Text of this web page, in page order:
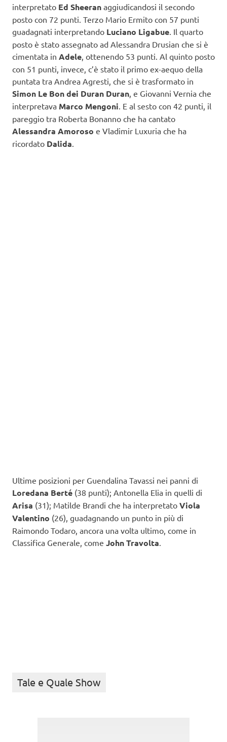
interpretato Ed Sheeran aggiudicandosi il secondo
posto con 72 punti. Terzo Mario Ermito con 57 punti
guadagnati interpretando Luciano Ligabue . Il quarto
posto è stato assegnato ad Alessandra Drusian che si è
cimentata in Adele , ottenendo 53 punti. Al quinto posto
con 51 punti, invece, c’è stato il primo ex-aequo della
puntata tra Andrea Agresti, che si è trasformato in
Simon Le Bon dei Duran Duran , e Giovanni Vernia che
interpretava Marco Mengoni . E al sesto con 42 punti, il
pareggio tra Roberta Bonanno che ha cantato
Alessandra Amoroso e Vladimir Luxuria che ha
ricordato Dalida
Ultime posizioni per Guendalina Tavassi nei panni di
Loredana Berté (38 punti); Antonella Elia in quelli di
Arisa (31); Matilde Brandi che ha interpretato Viola
Valentino (26), guadagnando un punto in più di
Raimondo Todaro, ancora una volta ultimo, come in
Classifica Generale, come John Travolta
Tale e Quale Show